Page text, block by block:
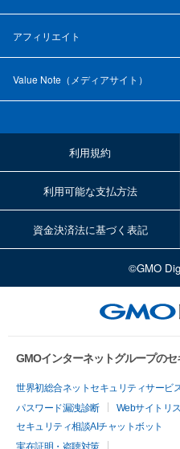
アフィリエイト
Value Note（ メディアサイト ）
利用規約
利用可能な支払方法
資金決済法に基づく表記
©GMO
GMOインターネットグループの
世界初総合ネットセキュリティサービ
パスワード漏洩診断
Webサイトリ
セキュリティ相談AIチャットボット
実在証明・盗聴対策